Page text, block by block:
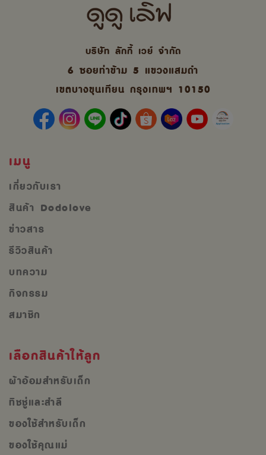
บริษัท ลักกี้ เวย์ จํากัด
6 ซอยท่าข้าม 5 แขวงแสมดำ
เขตบางขุนเทียน กรุงเทพฯ 10150
เมนู
เกี่ยวกับเรา
สินค้า Dodolove
ข่าวสาร
รีวิวสินค้า
บทความ
กิจกรรม
สมาชิก
เลือกสินค้าให้ลูก
ผ้าอ้อมสำหรับเด็ก
ทิชชู่และสำลี
ของใช้สำหรับเด็ก
ของใช้คุณแม่